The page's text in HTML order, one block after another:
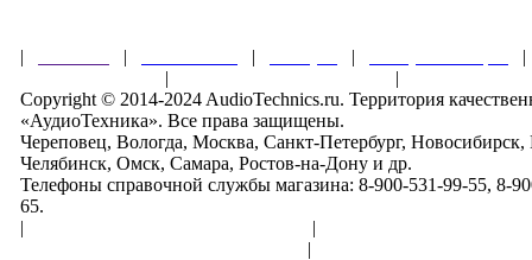
| | | |
|
|
Copyright © 2014-2024 AudioTechnics.ru. Территория
«АудиоТехника». Все права защищены.
Череповец, Вологда, Москва, Санкт-Петербург,
Челябинск, Омск, Самара, Ростов-на-Дону и др.
Телефоны справочной службы магазина: 8-900-531-99-55, 8-
65.
|
|
|